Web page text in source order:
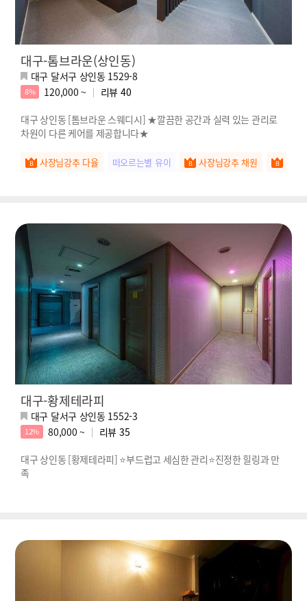
대구-톰브라운(상인동)
대구 달서구 상인동 1529-8
8% 120,000 ~ 리뷰 40
대구 상인동 [톰브라운 스웨디시] ★깔끔한 공간과 실력 있는 관리로
차원이 다른 케어를 제공합니다★
사장님강추 다율 떠오르는별 유이 사장님강추 채원 사장
대구-황제테라피
대구 달서구 상인동 1552-3
12% 80,000 ~ 리뷰 35
대구 상인동 [황제테라피] ⭐부드럽고 세심한 관리⭐진정한 힐링과 만
족